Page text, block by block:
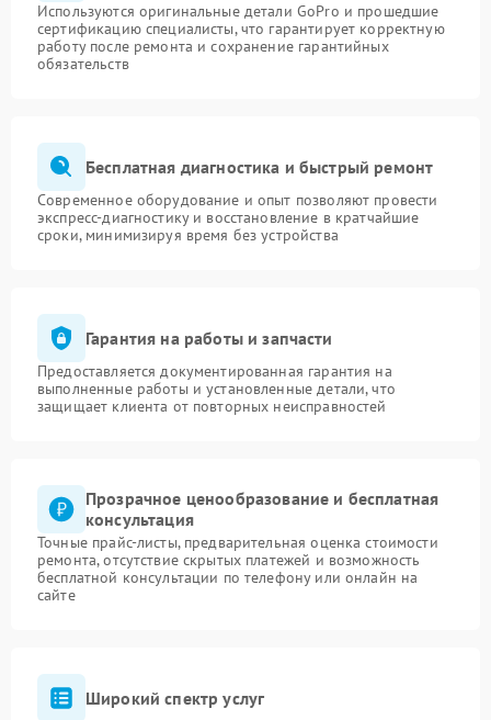
Используются оригинальные детали GoPro и прошедшие
сертификацию специалисты, что гарантирует корректную
работу после ремонта и сохранение гарантийных
обязательств
Бесплатная диагностика и быстрый ремонт
Современное оборудование и опыт позволяют провести
экспресс-диагностику и восстановление в кратчайшие
сроки, минимизируя время без устройства
Гарантия на работы и запчасти
Предоставляется документированная гарантия на
выполненные работы и установленные детали, что
защищает клиента от повторных неисправностей
Прозрачное ценообразование и бесплатная
консультация
Точные прайс-листы, предварительная оценка стоимости
ремонта, отсутствие скрытых платежей и возможность
бесплатной консультации по телефону или онлайн на
сайте
Широкий спектр услуг